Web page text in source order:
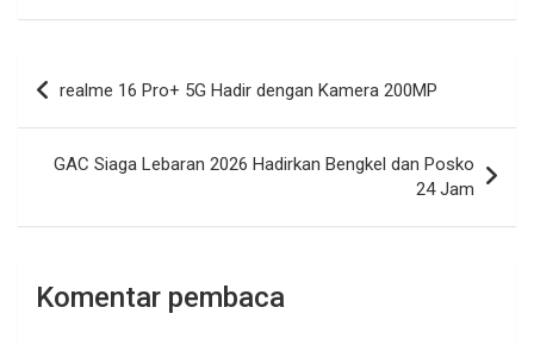
Navigasi
pos
realme 16 Pro+ 5G Hadir dengan Kamera 200MP
GAC Siaga Lebaran 2026 Hadirkan Bengkel dan Posko
24 Jam
Komentar pembaca